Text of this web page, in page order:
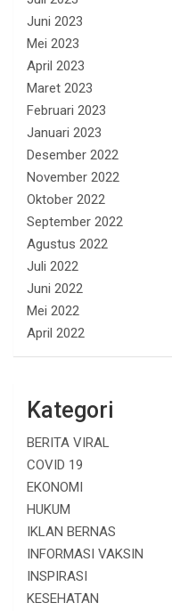
Juni 2023
Mei 2023
April 2023
Maret 2023
Februari 2023
Januari 2023
Desember 2022
November 2022
Oktober 2022
September 2022
Agustus 2022
Juli 2022
Juni 2022
Mei 2022
April 2022
Kategori
BERITA VIRAL
COVID 19
EKONOMI
HUKUM
IKLAN BERNAS
INFORMASI VAKSIN
INSPIRASI
KESEHATAN